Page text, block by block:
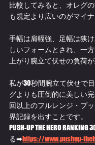
比較してみると、オレグ
も規定より広いのがマイナ
手幅は肩幅強、足幅は狭
しいフォームとされ、一
上がり腕立て伏せの負荷が
私が30秒間腕立て伏せで
グよりも圧倒的に美しい
回以上のフルレンジ・プ
界記録を出すことです。
PUSH-UP THE HERO
る➡https://www.pushup-